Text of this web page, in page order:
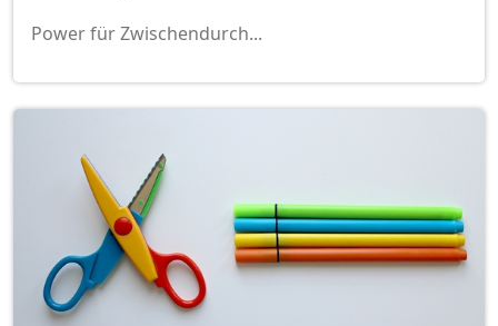
Power für Zwischendurch...